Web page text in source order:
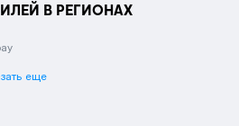
В РЕГИОНАХ
еще